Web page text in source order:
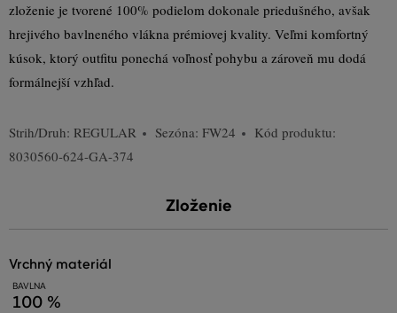
zloženie je tvorené 100% podielom dokonale priedušného, avšak
hrejivého bavlneného vlákna prémiovej kvality. Veľmi komfortný
kúsok, ktorý outfitu ponechá voľnosť pohybu a zároveň mu dodá
formálnejší vzhľad.
Strih/Druh: REGULAR Sezóna: FW24
Kód produktu:
8030560-624-GA-374
Zloženie
vrchný materiál
BAVLNA
100 %